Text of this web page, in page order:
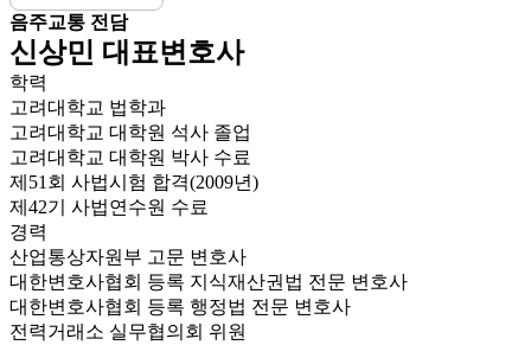
음주교통 전담
신상민 대표변호사
학력
고려대학교 법학과
고려대학교 대학원 석사 졸업
고려대학교 대학원 박사 수료
제51회 사법시험 합격(2009년)
제42기 사법연수원 수료
경력
산업통상자원부 고문 변호사
대한변호사협회 등록 지식재산권법 전문 변호사
대한변호사협회 등록 행정법 전문 변호사
전력거래소 실무협의회 위원